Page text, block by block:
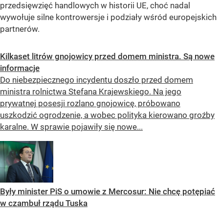
przedsięwzięć handlowych w historii UE, choć nadal
wywołuje silne kontrowersje i podziały wśród europejskich
partnerów.
Kilkaset litrów gnojowicy przed domem ministra. Są nowe
informacje
Do niebezpiecznego incydentu doszło przed domem
ministra rolnictwa Stefana Krajewskiego. Na jego
prywatnej posesji rozlano gnojowicę, próbowano
uszkodzić ogrodzenie, a wobec polityka kierowano groźby
karalne. W sprawie pojawiły się nowe...
Były minister PiS o umowie z Mercosur: Nie chcę potępiać
w czambuł rządu Tuska